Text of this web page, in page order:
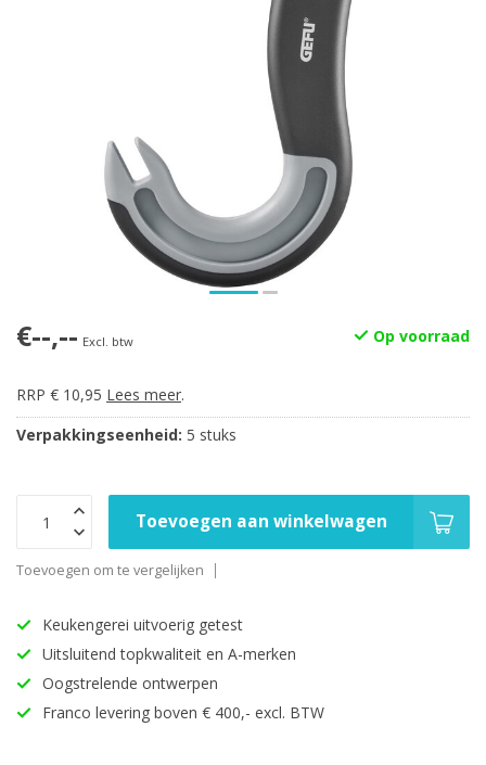
€--,-- Excl. btw Op voorraad
RRP € 10,95 Lees meer.
Verpakkingseenheid: 5 stuks
Toevoegen aan winkelwagen
Toevoegen om te vergelijken
Keukengerei uitvoerig getest
Uitsluitend topkwaliteit en A-merken
Oogstrelende ontwerpen
Franco levering boven € 400,- excl. BTW